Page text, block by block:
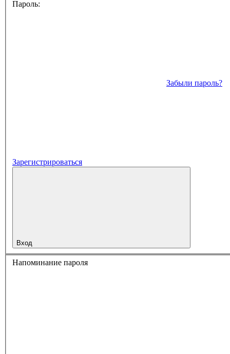
Пароль:
Забыли пароль?
Зарегистрироваться
Вход
Напоминание пароля